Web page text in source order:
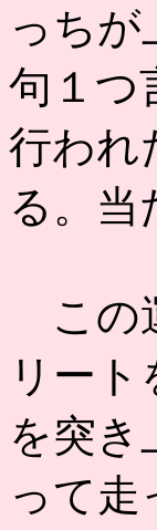
っち
句１つ
行われ
る。当
この
リー
を突き
って走